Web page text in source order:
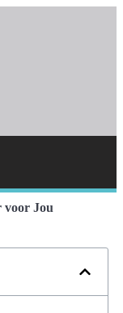
voor Jou